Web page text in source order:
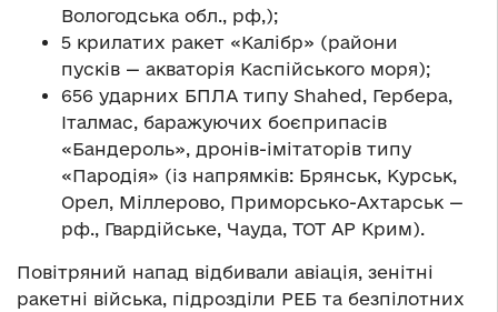
Вологодська обл., рф,);
5 крилатих ракет «Калібр» (райони
пусків — акваторія Каспійського моря);
656 ударних БПЛА типу Shahed, Гербера,
Італмас, баражуючих боєприпасів
«Бандероль», дронів-імітаторів типу
«Пародія» (із напрямків: Брянськ, Курськ,
Орел, Міллерово, Приморсько-Ахтарськ —
рф., Гвардійське, Чауда, ТОТ АР Крим).
Повітряний напад відбивали авіація, зенітні
ракетні війська, підрозділи РЕБ та безпілотних